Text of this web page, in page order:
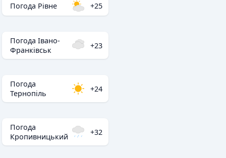
Погода Рівне +25
Погода Івано-
Франківськ
+23
Погода
Тернопіль
+24
Погода
Кропивницький
+32